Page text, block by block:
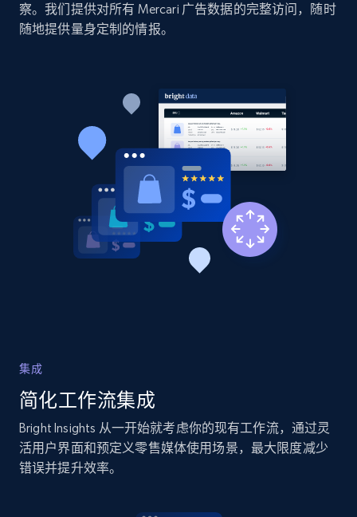
2.1K+ 355+
Amazon products global dataset
Title, Seller name, Brand, Description, Initial
price, Currency, Availability, Reviews count, and
375+ 立即开始
more.
2.1K+ 375+
察。我们提供对所有 Mercari 广告数据的完整访问，随时
随地提供量身定制的情报。
集成
简化工作流集成
Bright Insights 从一开始就考虑你的现有工作流，通过灵
活用户界面和预定义零售媒体使用场景，最大限度减少
错误并提升效率。